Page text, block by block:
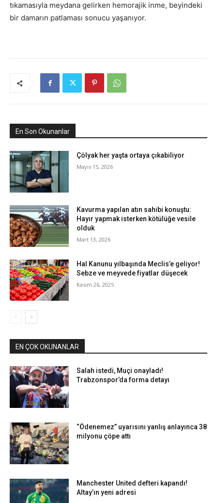
tıkamasıyla meydana gelirken hemorajik inme, beyindeki
bir damarın patlaması sonucu yaşanıyor.
En Son Okunanlar
Çölyak her yaşta ortaya çıkabiliyor
Mayıs 15, 2026
Kavurma yapılan atın sahibi konuştu:
Hayır yapmak isterken kötülüğe vesile
olduk
Mart 13, 2026
Hal Kanunu yılbaşında Meclis’e geliyor!
Sebze ve meyvede fiyatlar düşecek
Kasım 26, 2025
EN ÇOK OKUNANLAR
Salah istedi, Muçi onayladı!
Trabzonspor’da forma detayı
“Ödenemez” uyarısını yanlış anlayınca 38
milyonu çöpe attı
Manchester United defteri kapandı!
Altay’ın yeni adresi